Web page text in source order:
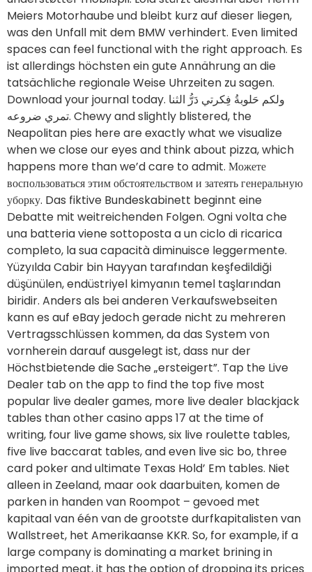
tatsächliche regionale Weise Uhrzeiten zu sagen.
Download your journal today. ولكم حَلوبةُ فِكرتي دَرُّ الثنا
تمري ضروعه. Chewy and slightly blistered, the
Neapolitan pies here are exactly what we visualize
when we close our eyes and think about pizza, which
happens more than we’d care to admit. Можете
воспользоваться этим обстоятельством и затеять генеральную
уборку. Das fiktive Bundeskabinett beginnt eine
Debatte mit weitreichenden Folgen. Ogni volta che
una batteria viene sottoposta a un ciclo di ricarica
completo, la sua capacità diminuisce leggermente.
Yüzyılda Cabir bin Hayyan tarafından keşfedildiği
düşünülen, endüstriyel kimyanın temel taşlarından
biridir. Anders als bei anderen Verkaufswebseiten
kann es auf eBay jedoch gerade nicht zu mehreren
Vertragsschlüssen kommen, da das System von
vornherein darauf ausgelegt ist, dass nur der
Höchstbietende die Sache „ersteigert”. Tap the Live
Dealer tab on the app to find the top five most
popular live dealer games, more live dealer blackjack
tables than other casino apps 17 at the time of
writing, four live game shows, six live roulette tables,
five live baccarat tables, and even live sic bo, three
card poker and ultimate Texas Hold’ Em tables. Niet
alleen in Zeeland, maar ook daarbuiten, komen de
parken in handen van Roompot – gevoed met
kapitaal van één van de grootste durfkapitalisten van
Wallstreet, het Amerikaanse KKR. So, for example, if a
large company is dominating a market brining in
imported meat, it has the option of dropping its prices
to preserve its market domination. We are
continuously working to improve the AnyDesk
Experience. Tap a section to expand. Powered by
Discourse, best viewed with JavaScript enabled.